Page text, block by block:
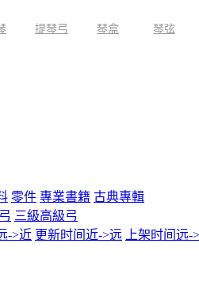
提琴弓 琴盒 琴弦
零件 專業書籍 古典專輯
三級高級弓
->近 更新时间近->远 上架时间远-